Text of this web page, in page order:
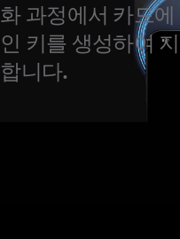
화 과정에서 카드
인 키를 생성하여
합니다.